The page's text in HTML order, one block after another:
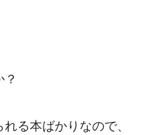
る本ばかりなので、